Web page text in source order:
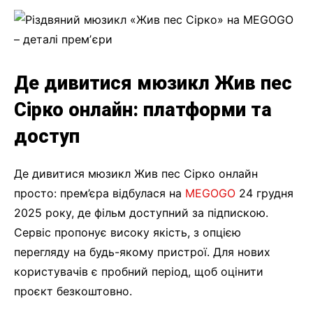
Де дивитися мюзикл Жив пес
Сірко онлайн: платформи та
доступ
Де дивитися мюзикл Жив пес Сірко онлайн
просто: прем’єра відбулася на MEGOGO 24 грудня
2025 року, де фільм доступний за підпискою.
Сервіс пропонує високу якість, з опцією
перегляду на будь-якому пристрої. Для нових
користувачів є пробний період, щоб оцінити
проєкт безкоштовно.